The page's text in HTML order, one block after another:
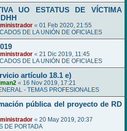
UO ESTATUS DE VÍCTIMA
« 01 Feb 2020, 21:55
DE LA UNIÓN DE OFICIALES
« 21 Dic 2019, 11:45
DE LA UNIÓN DE OFICIALES
artículo 18.1 e)
« 16 Nov 2019, 17:21
- TEMAS PROFESIONALES
pública del proyecto de RD
« 20 May 2019, 20:37
DE PORTADA